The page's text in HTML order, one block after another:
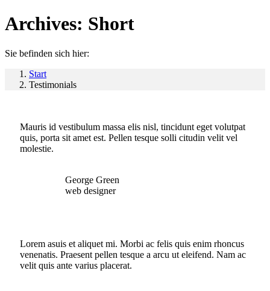
Archives: Short
Sie befinden sich hier:
Start
Testimonials
Mauris id vestibulum massa elis nisl, tincidunt eget volutpat
quis, porta sit amet est. Pellen tesque solli citudin velit vel
molestie.
George Green
web designer
Lorem asuis et aliquet mi. Morbi ac felis quis enim rhoncus
venenatis. Praesent pellen tesque a arcu ut eleifend. Nam ac
velit quis ante varius placerat.